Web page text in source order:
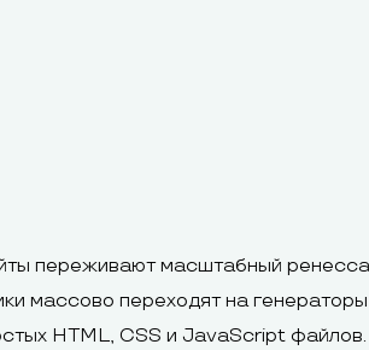
переживают масштабный
массово переходят на
HTML, CSS и JavaScript